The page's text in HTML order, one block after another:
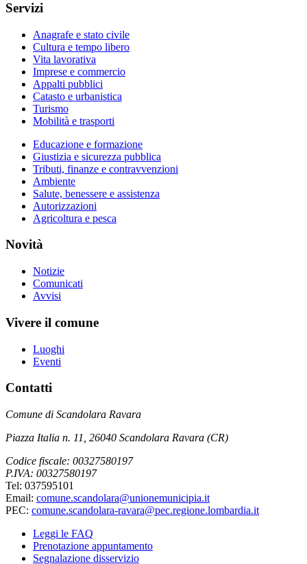
Servizi
Anagrafe e stato civile
Cultura e tempo libero
Vita lavorativa
Imprese e commercio
Appalti pubblici
Catasto e urbanistica
Turismo
Mobilità e trasporti
Educazione e formazione
Giustizia e sicurezza pubblica
Tributi, finanze e contravvenzioni
Ambiente
Salute, benessere e assistenza
Autorizzazioni
Agricoltura e pesca
Novità
Notizie
Comunicati
Avvisi
Vivere il comune
Luoghi
Eventi
Contatti
Comune di Scandolara Ravara
Piazza Italia n. 11, 26040 Scandolara Ravara (CR)
Codice fiscale: 00327580197
P.IVA: 00327580197
Tel: 037595101
Email: comune.scandolara@unionemunicipia.it
PEC: comune.scandolara-ravara@pec.regione.lombardia.it
Leggi le FAQ
Prenotazione appuntamento
Segnalazione disservizio